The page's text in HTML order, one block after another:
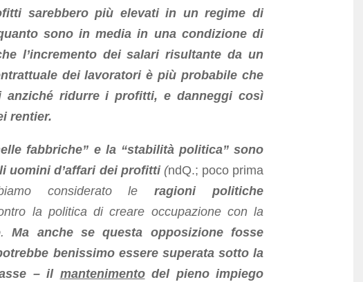
sarebbero più elevati in un regime di
sono in media in una condizione di
l’incremento dei salari risultante da un
dei lavoratori è più probabile che
anziché ridurre i profitti, e danneggi così
rentier.
fabbriche” e la “stabilità politica” sono
uomini d’affari dei profitti (ndQ.; poco prima
considerato leragioni politiche
la politica di creare occupazione con la
Ma anche se questa opposizione fosse
benissimo essere superata sotto la
– il mantenimentodel pieno impiego